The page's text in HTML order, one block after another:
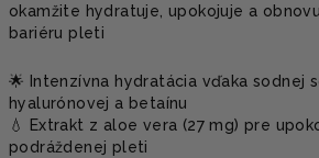
okamžite hydratuje, upokojuje a
bariéru pleti
🌟 Intenzívna hydratácia vďaka sodnej
hyalurónovej a betaínu
💧 Extrakt z aloe vera (27 mg) pre
podráždenej pleti